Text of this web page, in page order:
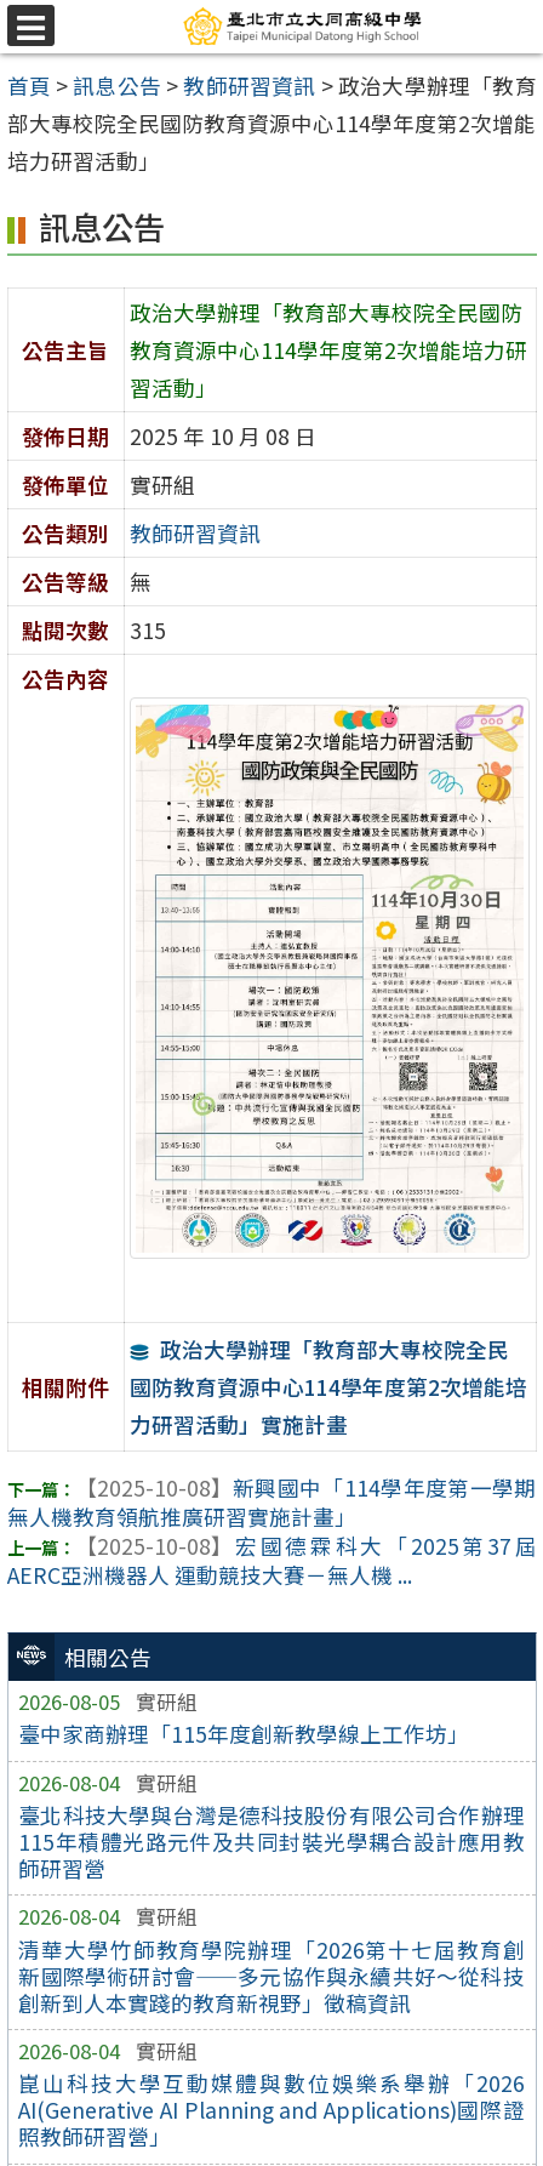
跳
至
主
要
內
區
選
單
首頁 >訊息公告 >教師研習資訊 >政治大學辦理「教育
部大專校院全民國防教育資源中心114學年度第2次增能
培力研習活動」
相關公告
2026-08-05 實研組
臺中家商辦理「115年度創新教學線上工作坊」
2026-08-04 實研組
臺北科技大學與台灣是德科技股份有限公司合作辦理
115年積體光路元件及共同封裝光學耦合設計應用教
師研習營
2026-08-04 實研組
清華大學竹師教育學院辦理「2026第十七屆教育創
新國際學術研討會——多元協作與永續共好～從科技
創新到人本實踐的教育新視野」徵稿資訊
2026-08-04 實研組
崑山科技大學互動媒體與數位娛樂系舉辦「2026
AI(Generative AI Planning and Applications)國際證
照教師研習營」
訊息公告
公告主旨
政治大學辦理「教育部大專校院全民國防
教育資源中心114學年度第2次增能培力研
習活動」
發佈日期
2025 年 10 月 08 日
發佈單位
實研組
公告類別
教師研習資訊
公告等級
無
點閱次數
315
公告內容
相關附件
政治大學辦理「教育部大專校院全民
國防教育資源中心114學年度第2次增能培
力研習活動」實施計畫
【2025-10-08】 新興國中「114學年度第一學期
無人機教育領航推廣研習實施計畫」
【2025-10-08】 宏國德霖科大「2025第37屆
AERC亞洲機器人 運動競技大賽－無人機 ...